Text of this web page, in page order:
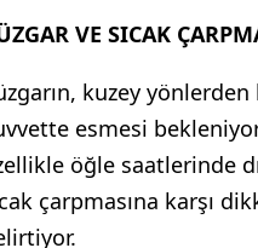
VE SICAK
kuzey
esmesi
öğle saatlerinde
çarpmasına karşı